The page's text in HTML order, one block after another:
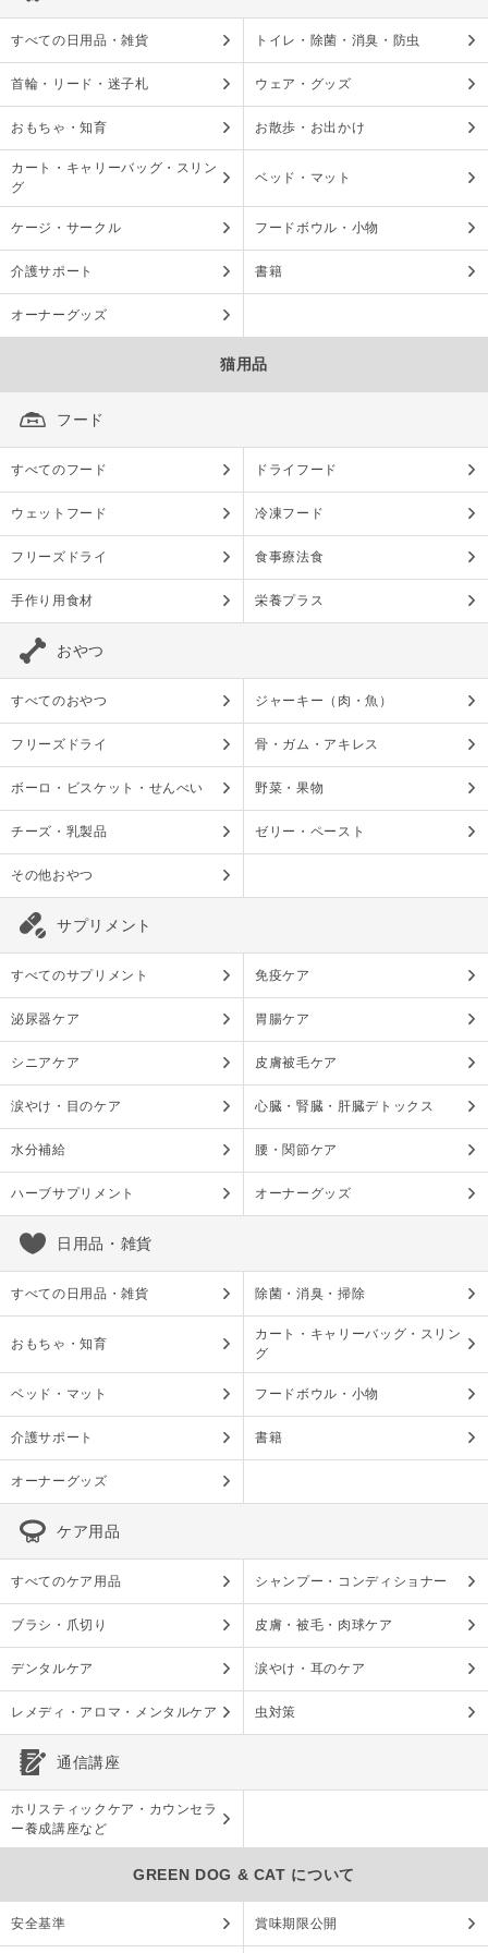
すべての日用品・雑貨 トイレ・除菌・消臭・防虫
首輪・リード・迷子札 ウェア・グッズ
おもちゃ・知育 お散歩・お出かけ
カート・キャリーバッグ・スリン
グ
ベッド・マット
ケージ・サークル フードボウル・小物
介護サポート 書籍
オーナーグッズ
猫用品
フード
すべてのフード ドライフード
ウェットフード 冷凍フード
フリーズドライ 食事療法食
手作り用食材 栄養プラス
おやつ
すべてのおやつ ジャーキー（肉・魚）
フリーズドライ 骨・ガム・アキレス
ボーロ・ビスケット・せんべい 野菜・果物
チーズ・乳製品 ゼリー・ペースト
その他おやつ
サプリメント
すべてのサプリメント 免疫ケア
泌尿器ケア 胃腸ケア
シニアケア 皮膚被毛ケア
涙やけ・目のケア 心臓・腎臓・肝臓デトックス
水分補給 腰・関節ケア
ハーブサプリメント オーナーグッズ
日用品・雑貨
すべての日用品・雑貨 除菌・消臭・掃除
おもちゃ・知育
カート・キャリーバッグ・スリン
グ
ベッド・マット フードボウル・小物
介護サポート 書籍
オーナーグッズ
ケア用品
すべてのケア用品 シャンプー・コンディショナー
ブラシ・爪切り 皮膚・被毛・肉球ケア
デンタルケア 涙やけ・耳のケア
レメディ・アロマ・メンタルケア 虫対策
通信講座
ホリスティックケア・カウンセラ
ー養成講座など
GREEN DOG & CAT について
安全基準 賞味期限公開